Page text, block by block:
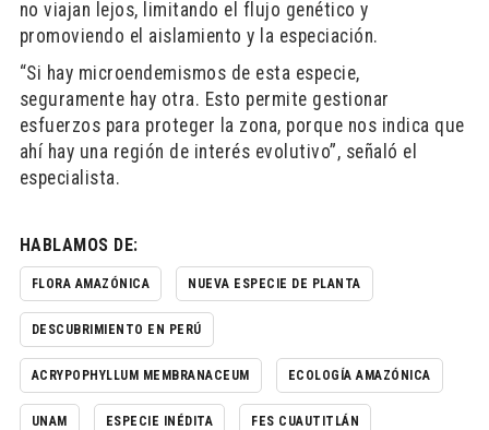
no viajan lejos, limitando el flujo genético y
promoviendo el aislamiento y la especiación.
“Si hay microendemismos de esta especie,
seguramente hay otra. Esto permite gestionar
esfuerzos para proteger la zona, porque nos indica que
ahí hay una región de interés evolutivo”, señaló el
especialista.
HABLAMOS DE:
FLORA AMAZÓNICA NUEVA ESPECIE DE PLANTA
DESCUBRIMIENTO EN PERÚ
ACRYPOPHYLLUM MEMBRANACEUM ECOLOGÍA AMAZÓNICA
UNAM ESPECIE INÉDITA FES CUAUTITLÁN